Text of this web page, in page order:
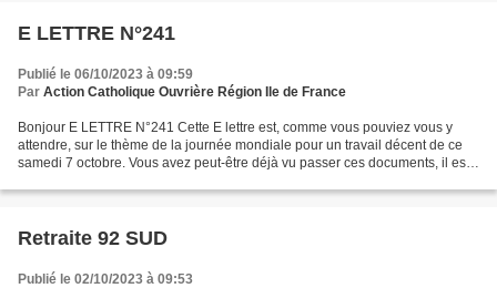
E LETTRE N°241
Publié le 06/10/2023 à 09:59
Par Action Catholique Ouvrière Région Ile de France
Bonjour E LETTRE N°241 Cette E lettre est, comme vous pouviez vous y
attendre, sur le thème de la journée mondiale pour un travail décent de ce
samedi 7 octobre. Vous avez peut-être déjà vu passer ces documents, il est
Retraite 92 SUD
Publié le 02/10/2023 à 09:53